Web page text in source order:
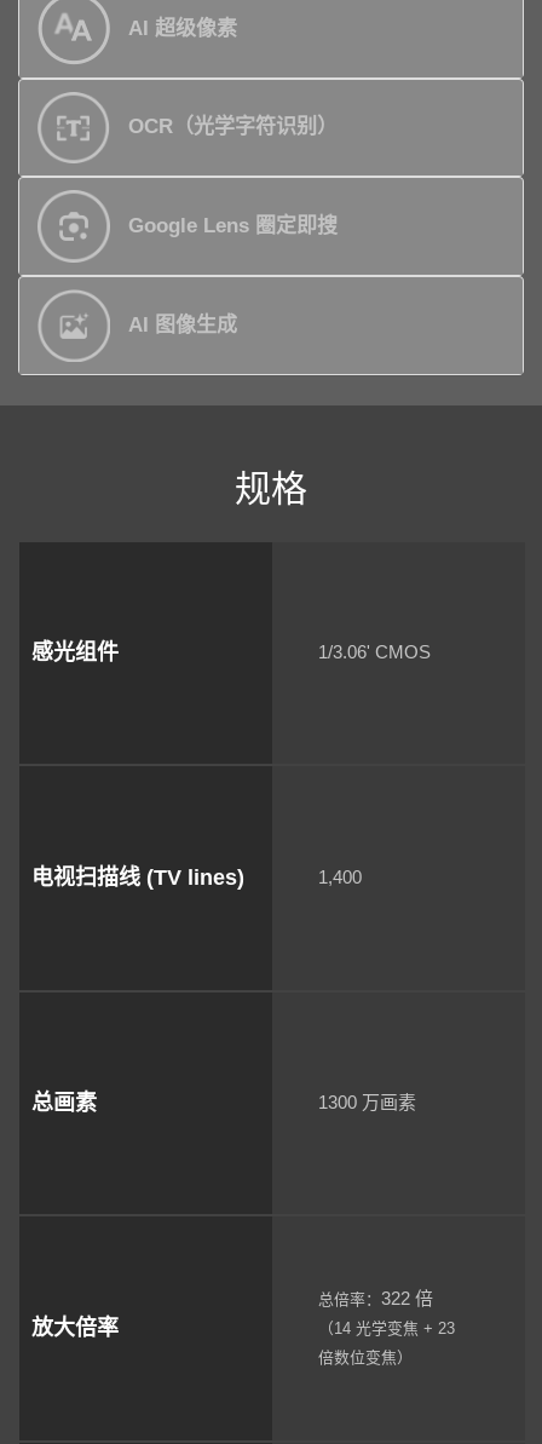
AI 超级像素
OCR（光学字符识别）
Google Lens 圈定即搜
AI 图像生成
规格
感光组件 1/3.06' CMOS
电视扫描线 (TV lines) 1,400
总画素 1300 万画素
放大倍率
总倍率： 322 倍
（14 光学变焦 + 23
倍数位变焦）